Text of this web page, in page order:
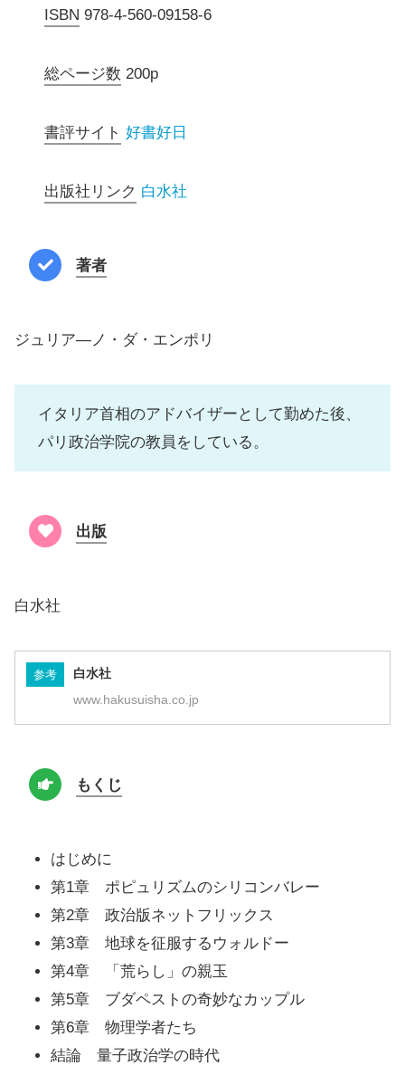
ISBN 978-4-560-09158-6
総ページ数 200p
書評サイト 好書好日
出版社リンク 白水社
著者
ジュリア―ノ・ダ・エンポリ
イタリア首相のアドバイザーとして勤めた後、
パリ政治学院の教員をしている。
出版
白水社
参考 白水社
www.hakusuisha.co.jp
もくじ
はじめに
第1章 ポピュリズムのシリコンバレー
第2章 政治版ネットフリックス
第3章 地球を征服するウォルドー
第4章 「荒らし」の親玉
第5章 ブダペストの奇妙なカップル
第6章 物理学者たち
結論 量子政治学の時代